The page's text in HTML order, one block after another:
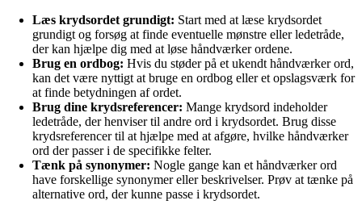
Læs krydsordet grundigt: Start med at læse krydsordet
grundigt og forsøg at finde eventuelle mønstre eller ledetråde,
der kan hjælpe dig med at løse håndværker ordene.
Brug en ordbog: Hvis du støder på et ukendt håndværker ord,
kan det være nyttigt at bruge en ordbog eller et opslagsværk for
at finde betydningen af ordet.
Brug dine krydsreferencer: Mange krydsord indeholder
ledetråde, der henviser til andre ord i krydsordet. Brug disse
krydsreferencer til at hjælpe med at afgøre, hvilke håndværker
ord der passer i de specifikke felter.
Tænk på synonymer: Nogle gange kan et håndværker ord
have forskellige synonymer eller beskrivelser. Prøv at tænke på
alternative ord, der kunne passe i krydsordet.